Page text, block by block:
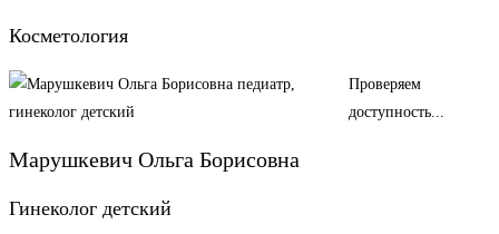
Косметология
Марушкевич Ольга Борисовна
Гинеколог детский
Проверяем
доступность...